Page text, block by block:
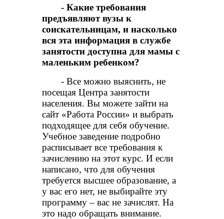
- Какие требования
предъявляют вузы к
соискательницам, и насколько
вся эта информация в службе
занятости доступна для мамы с
маленьким ребенком?
- Все можно выяснить, не
посещая Центра занятости
населения. Вы можете зайти на
сайт «Работа России» и выбрать
подходящее для себя обучение.
Учебное заведение подробно
расписывает все требования к
зачислению на этот курс. И если
написано, что для обучения
требуется высшее образование, а
у вас его нет, не выбирайте эту
программу – вас не зачислят. На
это надо обращать внимание.